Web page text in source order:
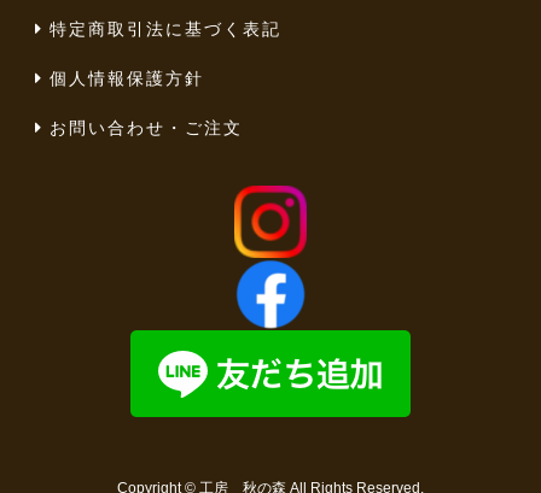
特定商取引法に基づく表記
個人情報保護方針
お問い合わせ・ご注文
Copyright © 工房 秋の森 All Rights Reserved.